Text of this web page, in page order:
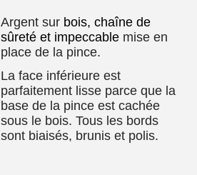
Argent sur bois, chaîne de
sûreté et impeccablemise en
place de la pince.
La face inférieure est
parfaitement lisse parce que la
base de la pince est cachée
sous le bois. Tous les bords
sont biaisés, brunis et polis.